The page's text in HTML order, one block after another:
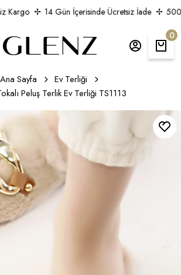
Kargo 14 Gün İçerisinde Ücretsiz İade
0
Ana Sayfa
Ev Terliği
Peluş Terlik Ev Terliği TS1113